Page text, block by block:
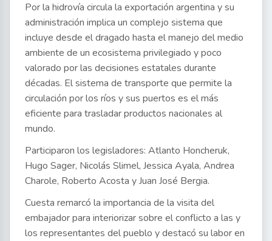
Por la hidrovía circula la exportación argentina y su
administración implica un complejo sistema que
incluye desde el dragado hasta el manejo del medio
ambiente de un ecosistema privilegiado y poco
valorado por las decisiones estatales durante
décadas. El sistema de transporte que permite la
circulación por los ríos y sus puertos es el más
eficiente para trasladar productos nacionales al
mundo.
Participaron los legisladores: Atlanto Honcheruk,
Hugo Sager, Nicolás Slimel, Jessica Ayala, Andrea
Charole, Roberto Acosta y Juan José Bergia.
Cuesta remarcó la importancia de la visita del
embajador para interiorizar sobre el conflicto a las y
los representantes del pueblo y destacó su labor en